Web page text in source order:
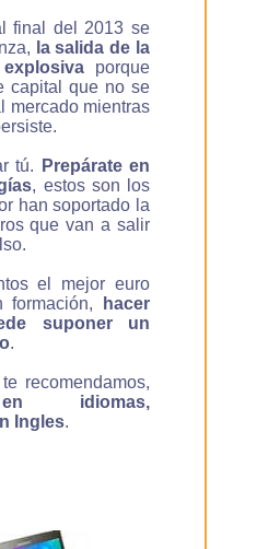
final del 2013 se
la salida de la
porque
capital que no se
mercado mientras
tú.
Prepárate en
, estos son los
han soportado la
que van a salir
el mejor euro
formación,
hacer
suponer un
.
recomendamos,
idiomas,
Ingles.